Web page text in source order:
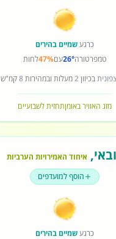
כרגעשמיים בהירים
טמפרטורה26°עם47%לחות
בכיוון2מעלות ובמהירות8קמ"ש
מזג האוויר באומןתחזית לשבועיים
, איחוד האמירויות הערביות
הוסף למועדפים
כרגעשמיים בהירים